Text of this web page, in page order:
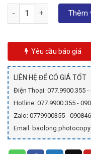
Số lượng Thêm
Yêu cầu báo giá
LIÊN HỆ ĐỂ CÓ GIÁ TỐT
Điện Thoại: 077.9900.355
Hotline: 077.9900.355 -
Zalo: 0779900355 -
Email: